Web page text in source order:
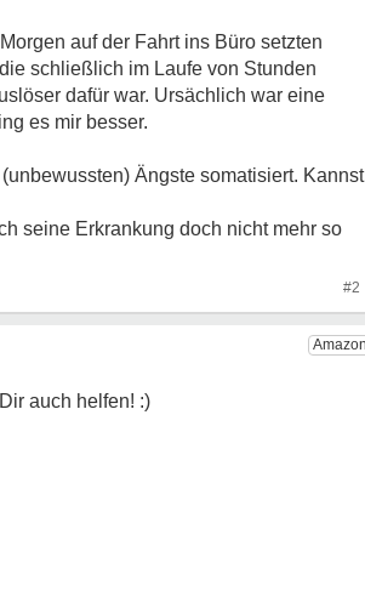
auf der Fahrt ins Büro setzten
schließlich im Laufe von Stunden
dafür war. Ursächlich war eine
es mir besser.
Ängste somatisiert. Kannst
seine Erkrankung doch nicht mehr so
#2